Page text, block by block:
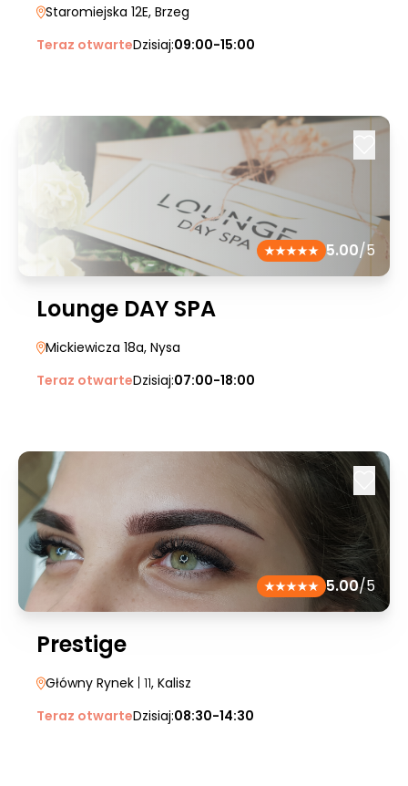
Staromiejska 12E, Brzeg
Teraz otwarteDzisiaj:09:00-15:00
5.00/5
Lounge DAY SPA
Mickiewicza 18a, Nysa
Teraz otwarteDzisiaj:07:00-18:00
5.00/5
Prestige
Główny Rynek | 11, Kalisz
Teraz otwarteDzisiaj:08:30-14:30